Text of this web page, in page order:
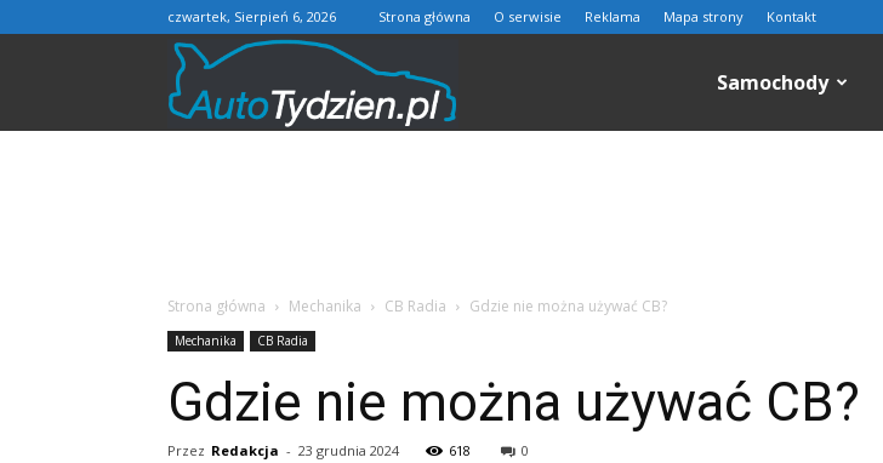
czwartek, Sierpień 6, 2026 Strona główna O serwisie Reklama Mapa strony Kontakt
Samochody
Strona główna Mechanika CB Radia Gdzie nie można używać CB?
Mechanika CB Radia
Gdzie nie można używać CB?
Przez Redakcja - 23 grudnia 2024 618 0